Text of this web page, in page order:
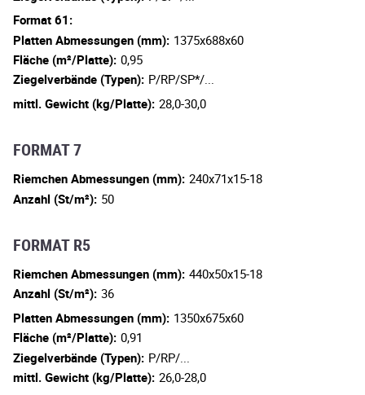
Format 61:
Platten Abmessungen (mm): 1375x688x60
Fläche (m²/Platte): 0,95
Ziegelverbände (Typen): P/RP/SP*/...
mittl. Gewicht (kg/Platte): 28,0-30,0
FORMAT 7
Riemchen Abmessungen (mm): 240x71x15-18
Anzahl (St/m²): 50
FORMAT R5
Riemchen Abmessungen (mm): 440x50x15-18
Anzahl (St/m²): 36
Platten Abmessungen (mm): 1350x675x60
Fläche (m²/Platte): 0,91
Ziegelverbände (Typen): P/RP/...
mittl. Gewicht (kg/Platte): 26,0-28,0